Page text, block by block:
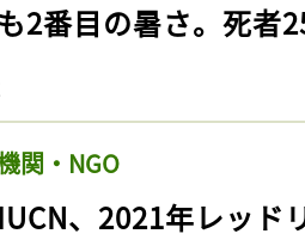
2番目の暑さ。死者
関・NGO
IUCN、2021年レッ